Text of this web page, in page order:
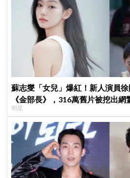
蘇志燮「女兒」爆紅！新人演員
《金部長》，316萬舊片被挖出網
明星